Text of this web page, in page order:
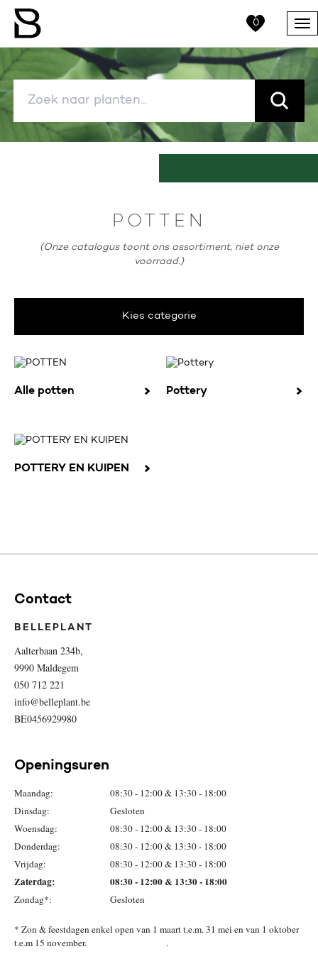
0
POTTEN
(Onze catalogus toont ons assortiment, niet onze
voorraad.)
Kies categorie
Alle potten Pottery
POTTERY EN KUIPEN
Contact
BELLEPLANT
Aalterbaan 234b,
9990 Maldegem
050 712 221
info@belleplant.be
BE0456929980
Openingsuren
Maandag:
08:30 - 12:00 & 13:30 - 18:00
Dinsdag:
Gesloten
Woensdag:
08:30 - 12:00 & 13:30 - 18:00
Donderdag:
08:30 - 12:00 & 13:30 - 18:00
Vrijdag:
08:30 - 12:00 & 13:30 - 18:00
Zaterdag: 08:30 - 12:00 & 13:30 - 18:00
Zondag*: Gesloten
* Zon & feestdagen enkel open van 1 maart t.e.m. 31 mei en van 1 oktober
t.e.m 15 november. .